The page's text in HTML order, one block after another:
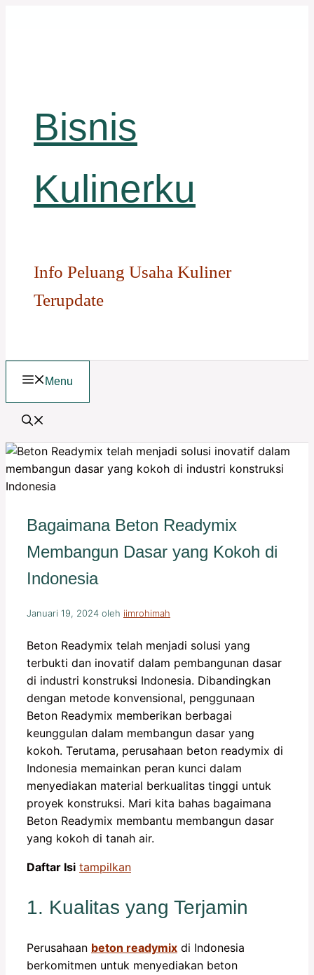
Bisnis
Kulinerku
Info Peluang Usaha Kuliner
Terupdate
Menu
Bagaimana Beton Readymix
Membangun Dasar yang Kokoh di
Indonesia
Januari 19, 2024 oleh iimrohimah
Beton Readymix telah menjadi solusi yang
terbukti dan inovatif dalam pembangunan dasar
di industri konstruksi Indonesia. Dibandingkan
dengan metode konvensional, penggunaan
Beton Readymix memberikan berbagai
keunggulan dalam membangun dasar yang
kokoh. Terutama, perusahaan beton readymix di
Indonesia memainkan peran kunci dalam
menyediakan material berkualitas tinggi untuk
proyek konstruksi. Mari kita bahas bagaimana
Beton Readymix membantu membangun dasar
yang kokoh di tanah air.
Daftar Isi tampilkan
1. Kualitas yang Terjamin
Perusahaan beton readymix di Indonesia
berkomitmen untuk menyediakan beton